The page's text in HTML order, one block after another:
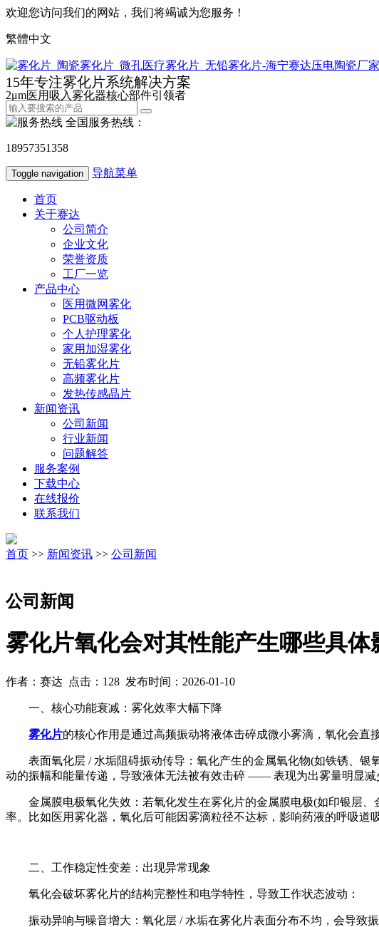
欢迎您访问我们的网站，我们将竭诚为您服务！
繁體中文
15年专注雾化片系统解决方案
2μm医用吸入雾化器核心部件引领者
全国服务热线：
18957351358
Toggle navigation 导航菜单
首页
关于赛达
公司简介
企业文化
荣誉资质
工厂一览
产品中心
医用微网雾化
PCB驱动板
个人护理雾化
家用加湿雾化
无铅雾化片
高频雾化片
发热传感晶片
新闻资讯
公司新闻
行业新闻
问题解答
服务案例
下载中心
在线报价
联系我们
首页 >> 新闻资讯 >> 公司新闻
公司新闻
雾化片氧化会对其性能产生哪些具体
作者：赛达 点击：128 发布时间：2026-01-10
一、核心功能衰减：雾化效率大幅下降
雾化片的核心作用是通过高频振动将液体击碎成微小雾滴，氧化会直
表面氧化层 / 水垢阻碍振动传导：氧化产生的金属氧化物(如铁锈、银
动的振幅和能量传递，导致液体无法被有效击碎 —— 表现为出雾量明显减
金属膜电极氧化失效：若氧化发生在雾化片的金属膜电极(如印银层、
率。比如医用雾化器，氧化后可能因雾滴粒径不达标，影响药液的呼吸道
二、工作稳定性变差：出现异常现象
氧化会破坏雾化片的结构完整性和电学特性，导致工作状态波动：
振动异响与噪音增大：氧化层 / 水垢在雾化片表面分布不均，会导致振